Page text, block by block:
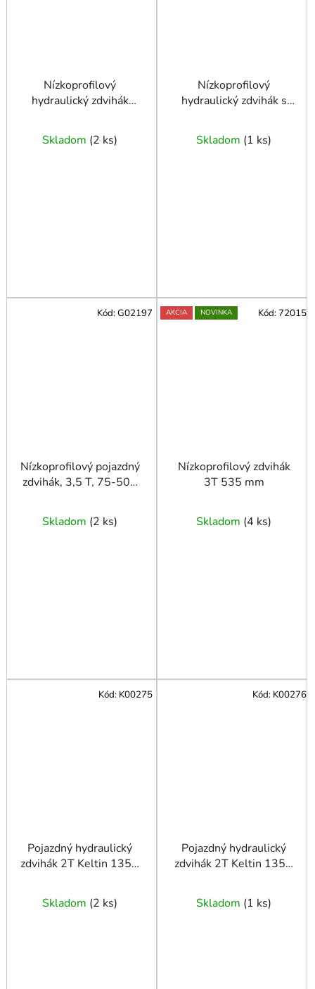
Nízkoprofilový
hydraulický zdvihák
podložkou
Skladom (2 ks)
Nízkoprofilový
hydraulický zdvihák s
kufríku
Skladom (1 ks)
Nízkoprofilový pojazdný
zdvihák, 3,5 T, 75-505
Skladom (2 ks)
Kód:G02197 AKCIA NOVINKA
Nízkoprofilový zdvihák
3T 535 mm
Skladom (4 ks)
Kód: 72015
Pojazdný hydraulický
zdvihák 2T Keltin 135 -
Skladom (2 ks)
Kód: K00275
Pojazdný hydraulický
zdvihák 2T Keltin 135 -
Skladom (1 ks)
Kód: K00276